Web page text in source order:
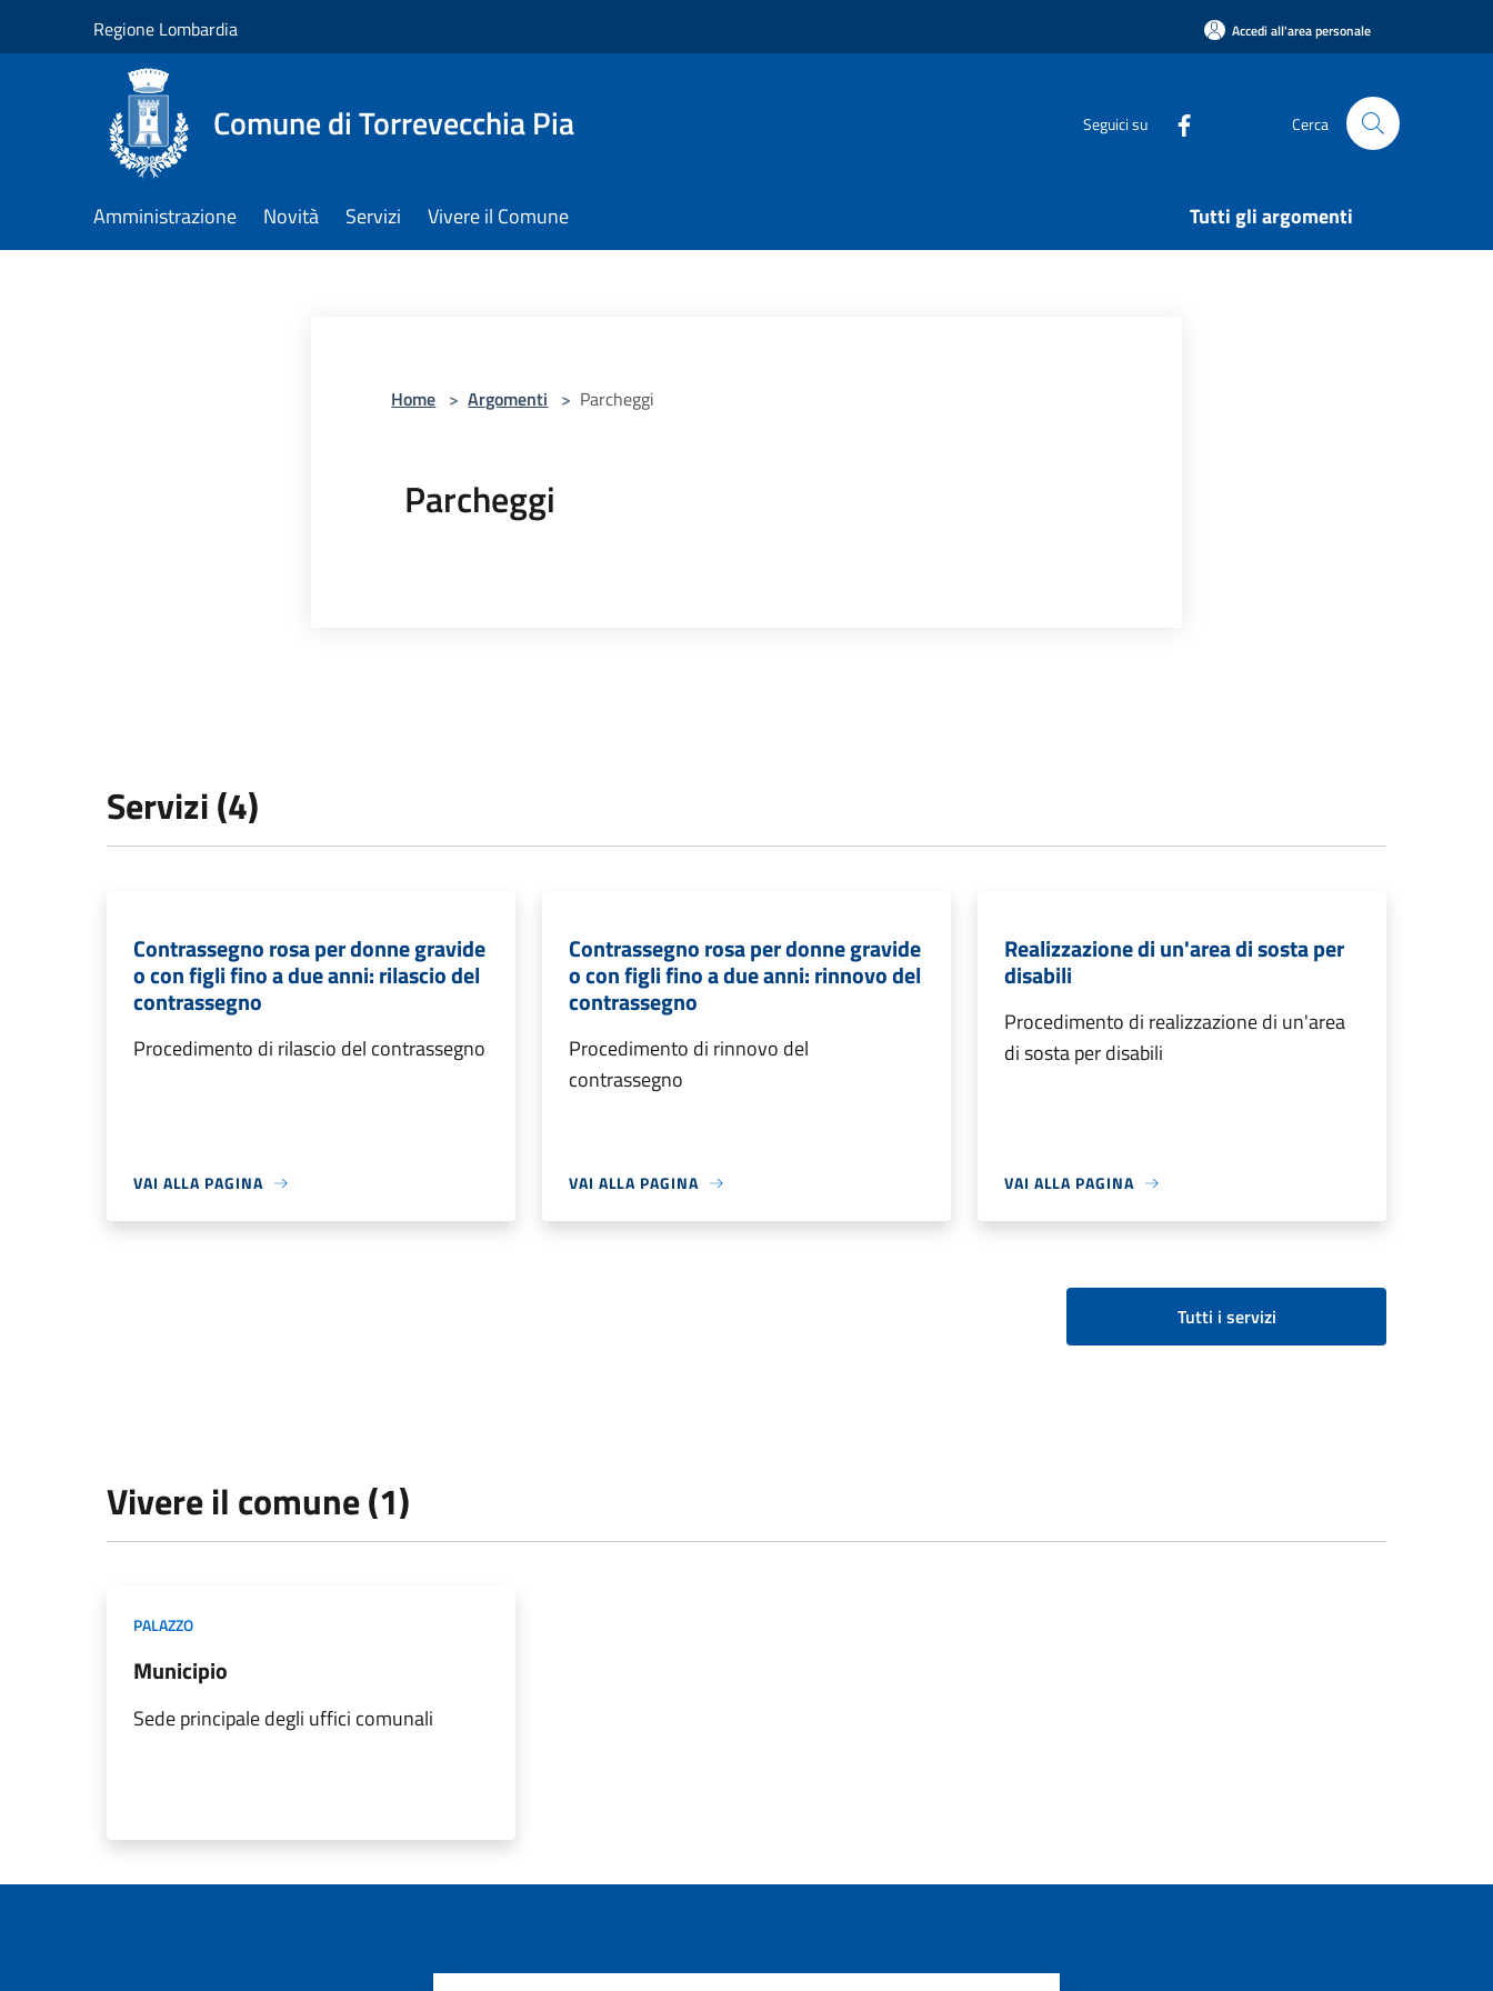
Regione Lombardia Accedi all'area personale
Comune di Torrevecchia Pia Seguici su Cerca
Amministrazione Novità Servizi Vivere il Comune Tutti gli argomenti
Home > Argomenti > Parcheggi
Parcheggi
Servizi (4)
Contrassegno rosa per donne gravide
o con figli fino a due anni: rilascio del
contrassegno
Procedimento di rilascio del contrassegno
VAI ALLA PAGINA
Contrassegno rosa per donne gravide
o con figli fino a due anni: rinnovo del
contrassegno
Procedimento di rinnovo del
contrassegno
VAI ALLA PAGINA
Realizzazione di un'area di sosta per
disabili
Procedimento di realizzazione di un'area
di sosta per disabili
VAI ALLA PAGINA
Tutti i servizi
Vivere il comune (1)
PALAZZO
Municipio
Sede principale degli uffici comunali